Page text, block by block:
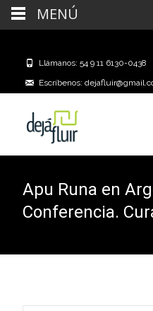
Llámanos: 54 9 11 6130-0438
Escríbenos:
Apu Runa en
Conferencia.
MENÚ